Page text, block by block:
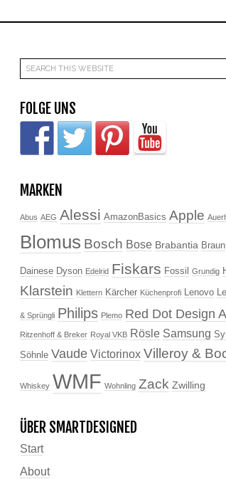
FOLGE UNS
MARKEN
Abus AEG Alessi AmazonBasics Apple
Blomus Bosch Bose Brabantia Braun
Dainese Dyson Edelrid Fiskars Fossil Grundig
Klarstein Klettern Kärcher Küchenprofi Lenovo
& Sprüngli Philips Plemo Red Dot Design
Ritzenhoff & Breker Royal VKB Rösle Samsung
Söhnle Vaude Victorinox Villeroy &
Whiskey WMF Wohnling Zack Zwilling
ÜBER SMARTDESIGNED
Start
About